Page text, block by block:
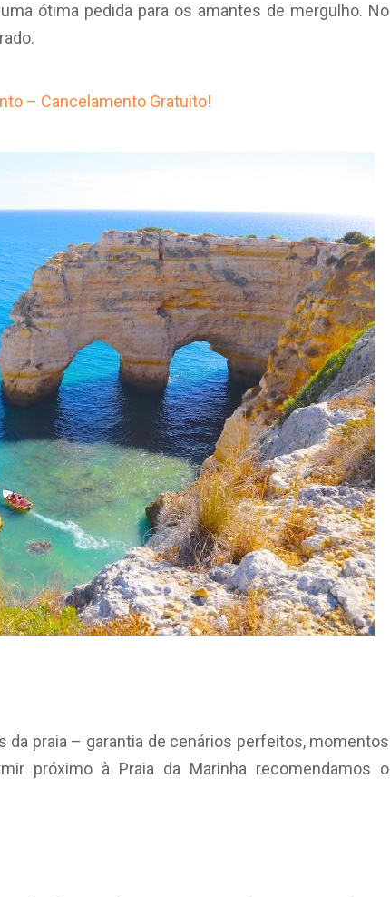
ótima pedida para os amantes de mergulho. No
– Cancelamento Gratuito!
da praia – garantia de cenários perfeitos, momentos
próximo à Praia da Marinha recomendamos o